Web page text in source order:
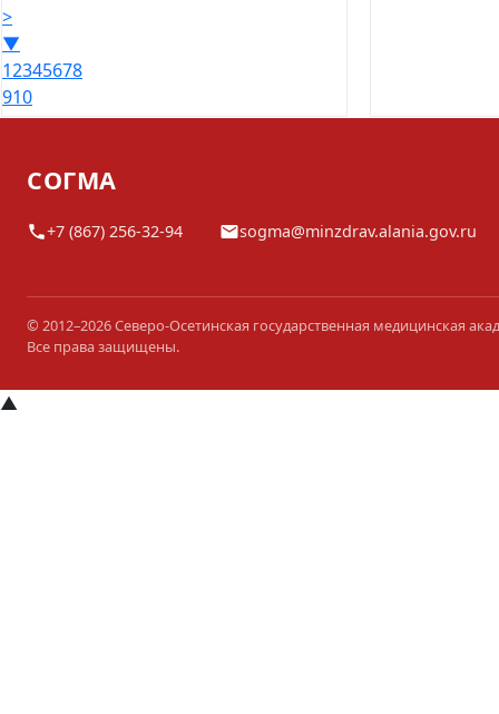
>
▼
12345678
910
СОГМА
+7 (867) 256-32-94 sogma@minzdrav.alania.gov.ru
© 2012–2026 Северо-Осетинская государственная медицинская
Все права защищены.
▲